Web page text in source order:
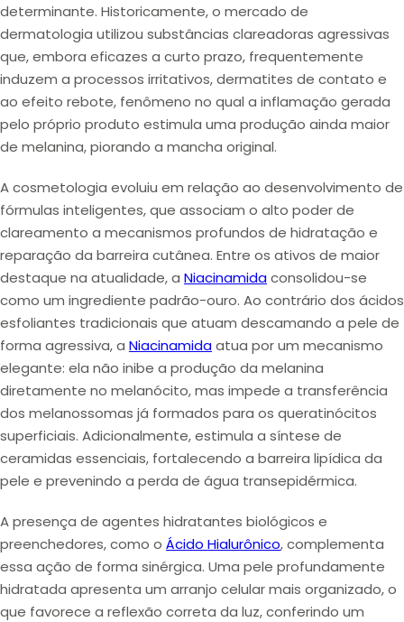
determinante. Historicamente, o mercado de
dermatologia utilizou substâncias clareadoras agressivas
que, embora eficazes a curto prazo, frequentemente
induzem a processos irritativos,dermatites de contato e
ao efeito rebote, fenômeno no qual a inflamação gerada
pelo próprio produto estimula uma produção ainda maior
de melanina, piorando a mancha original.
A cosmetologia evoluiu em relação ao desenvolvimento de
fórmulas inteligentes, que associam o alto poder de
clareamento a mecanismos profundos de hidratação e
reparação da barreira cutânea. Entre os ativos de maior
destaque na atualidade, a Niacinamidaconsolidou-se
como um ingrediente padrão-ouro. Ao contrário dos ácidos
esfoliantes tradicionais que atuam descamando a pele de
forma agressiva, a Niacinamidaatua por um mecanismo
elegante: ela não inibe a produção da melanina
diretamente no melanócito, mas impede a transferência
dos melanossomas já formados para os queratinócitos
superficiais. Adicionalmente,estimula a síntese de
ceramidas essenciais, fortalecendo a barreira lipídica da
pele e prevenindo a perda de água transepidérmica.
A presença de agentes hidratantes biológicos e
preenchedores, como o Ácido Hialurônico, complementa
essa ação de forma sinérgica. Uma pele profundamente
hidratada apresenta um arranjo celular mais organizado, o
que favorece a reflexão correta da luz, conferindo um